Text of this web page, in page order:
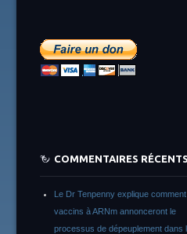
COMMENTAIRES RÉCENTS
Le Dr Tenpenny explique
vaccins à ARNm annonceront le
processus de dépeuplement dans